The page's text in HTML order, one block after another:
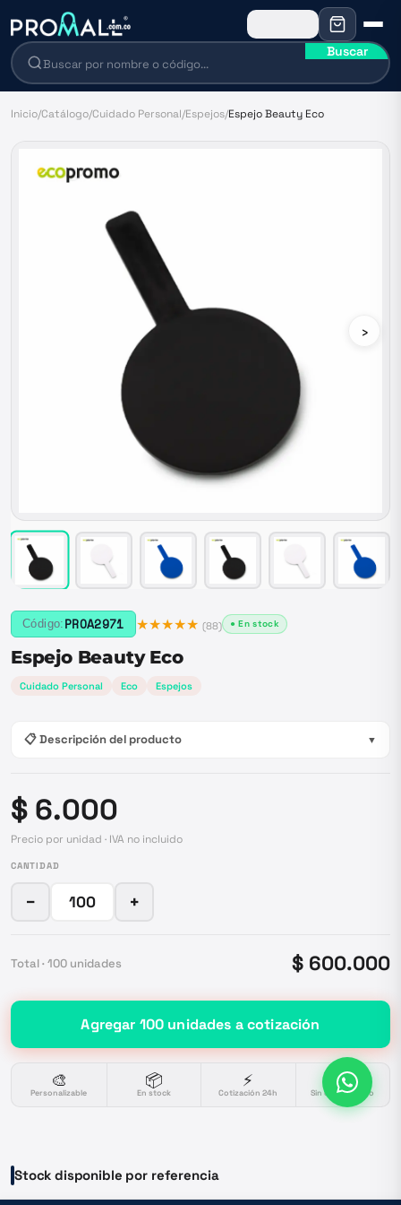
Buscar
Inicio/Catálogo/Cuidado Personal/Espejos/Espejo Beauty Eco
›
Código: PROA2971 ★★★★★ (88) ● En stock
Espejo Beauty Eco
Cuidado Personal Eco Espejos
📋 Descripción del producto ▼
$ 6.000
Precio por unidad · IVA no incluido
CANTIDAD
− +
Total · 100 unidades $ 600.000
Agregar 100 unidades a cotización
🎨
Personalizable
📦
En stock
⚡
Cotización 24h
🔒
Sin compromiso
Stock disponible por referencia